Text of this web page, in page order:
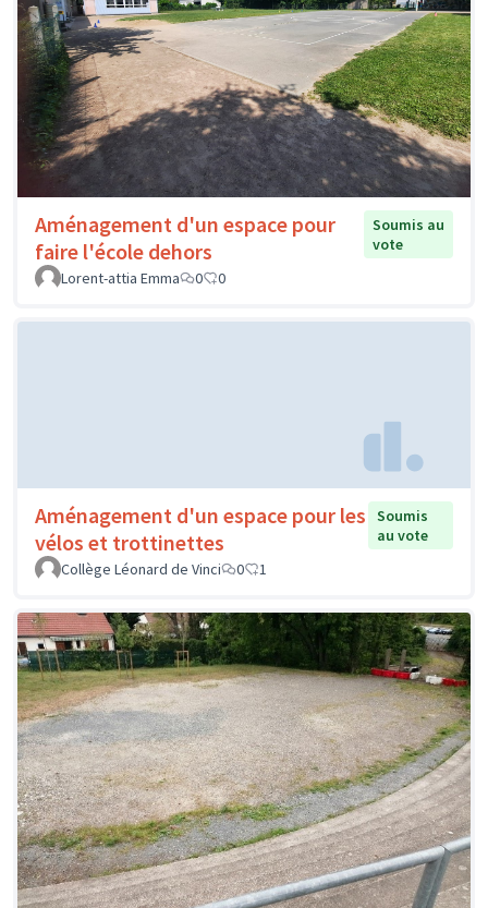
Aménagement d'un espace pour
faire l'école dehors
Soumis au
vote
Lorent-attia Emma
0 0
Aménagement d'un espace pour les
vélos et trottinettes
Soumis
au vote
Collège Léonard de Vinci
0 1